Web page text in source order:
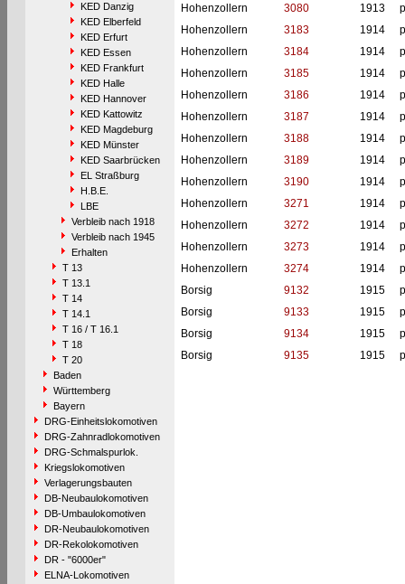
KED Danzig
KED Elberfeld
KED Erfurt
KED Essen
KED Frankfurt
KED Halle
KED Hannover
KED Kattowitz
KED Magdeburg
KED Münster
KED Saarbrücken
EL Straßburg
H.B.E.
LBE
Verbleib nach 1918
Verbleib nach 1945
Erhalten
T 13
T 13.1
T 14
T 14.1
T 16 / T 16.1
T 18
T 20
Baden
Württemberg
Bayern
DRG-Einheitslokomotiven
DRG-Zahnradlokomotiven
DRG-Schmalspurlok.
Kriegslokomotiven
Verlagerungsbauten
DB-Neubaulokomotiven
DB-Umbaulokomotiven
DR-Neubaulokomotiven
DR-Rekolokomotiven
DR - "6000er"
ELNA-Lokomotiven
Hohenzollern
3080 1913
Hohenzollern
3183 1914
Hohenzollern
3184 1914
Hohenzollern
3185 1914
Hohenzollern
3186 1914
Hohenzollern
3187 1914
Hohenzollern
3188 1914
Hohenzollern
3189 1914
Hohenzollern
3190 1914
Hohenzollern
3271 1914
Hohenzollern
3272 1914
Hohenzollern
3273 1914
Hohenzollern
3274 1914
Borsig
9132 1915
Borsig
9133 1915
Borsig
9134 1915
Borsig
9135 1915